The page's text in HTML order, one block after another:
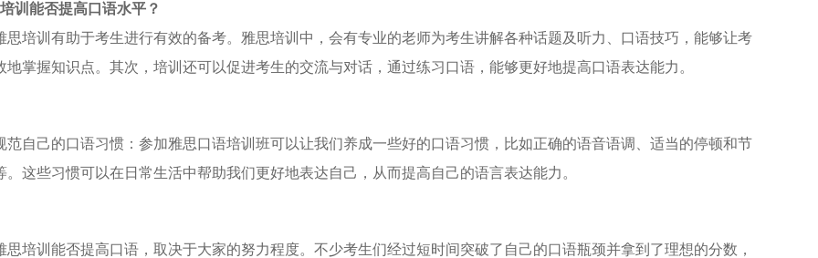
训能否提高口语水平？
思培训有助于考生进行有效的备考。雅思培训中，会有专业的老师为考生讲解各种话题及听力、口语技巧，能够让考
地掌握知识点。其次，培训还可以促进考生的交流与对话，通过练习口语，能够更好地提高口语表达能力。
范自己的口语习惯：参加雅思口语培训班可以让我们养成一些好的口语习惯，比如正确的语音语调、适当的停顿和节
。这些习惯可以在日常生活中帮助我们更好地表达自己，从而提高自己的语言表达能力。
思培训能否提高口语，取决于大家的努力程度。不少考生们经过短时间突破了自己的口语瓶颈并拿到了理想的分数，